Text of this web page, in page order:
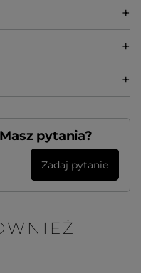
pytania?
Zadaj pytanie